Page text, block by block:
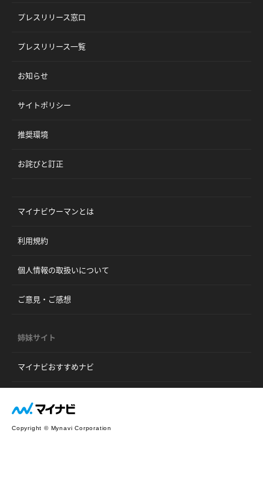
プレスリリース窓口
プレスリリース一覧
お知らせ
サイトポリシー
推奨環境
お詫びと訂正
マイナビウーマンとは
利用規約
個人情報の取扱いについて
ご意見・ご感想
姉妹サイト
マイナビおすすめナビ
Copyright © Mynavi Corporation